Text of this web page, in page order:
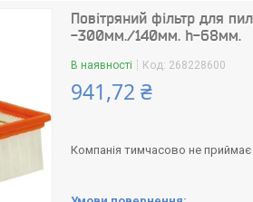
Повітряний фільтр для
-300мм./140мм. h-68мм.
В наявності Код: 268228600
941,72 ₴
Компанія тимчасово не